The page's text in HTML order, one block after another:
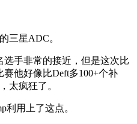
星ADC。
手非常的接近，但是这次比
他好像比Deft多100+个补
太疯狂了。
用上了这点。